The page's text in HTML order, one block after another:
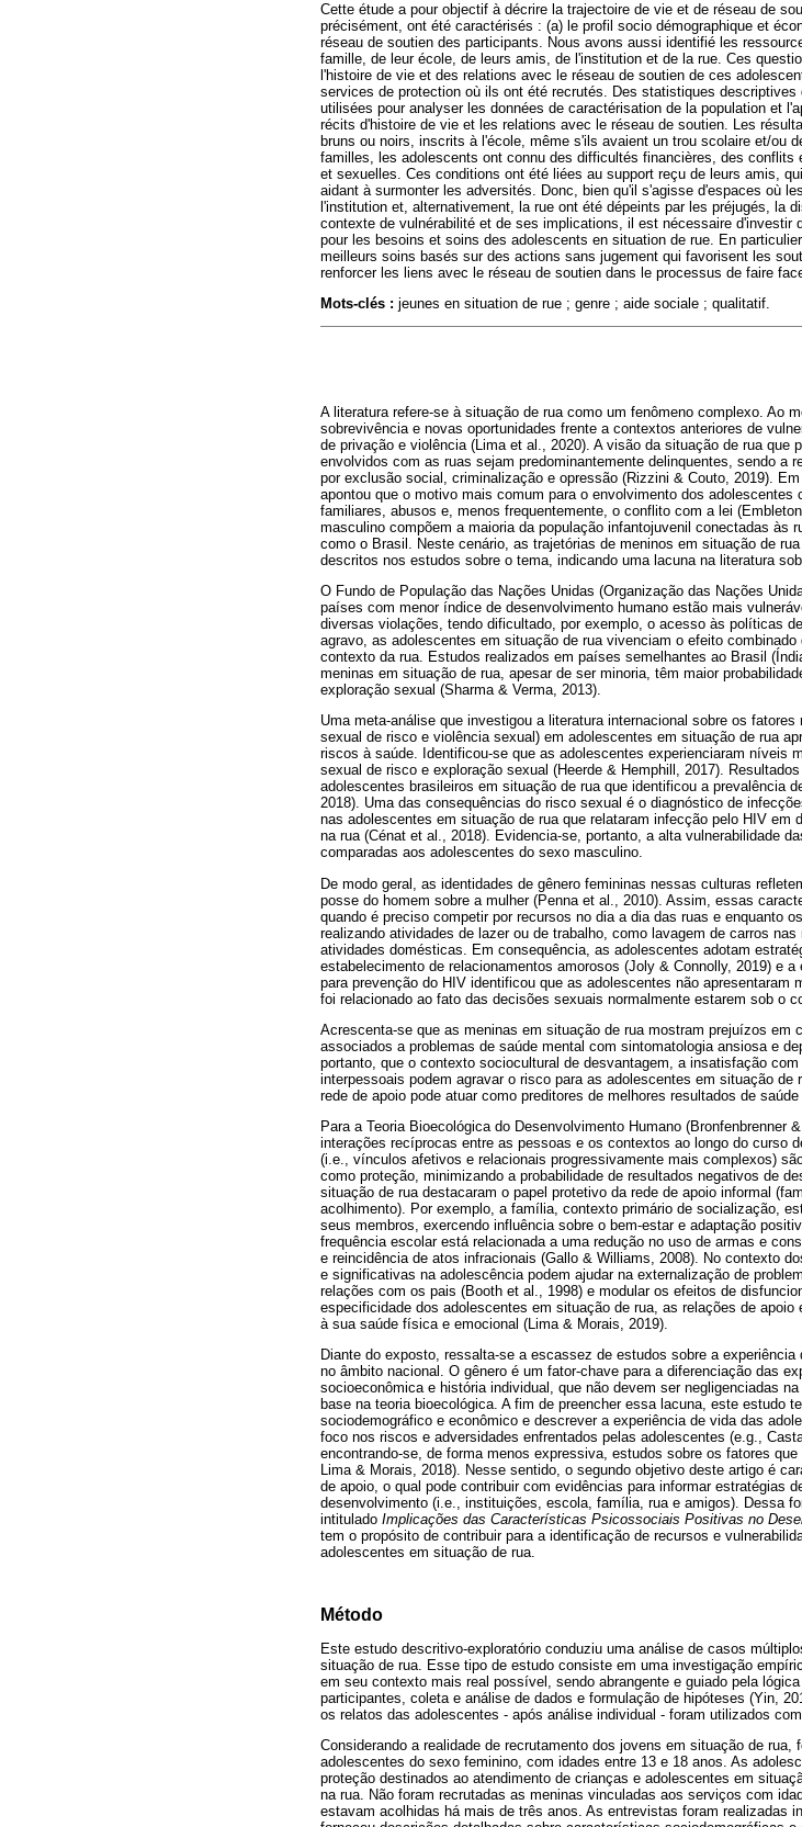
Cette étude a pour objectif à décrire la trajectoire de vie et de réseau de
précisément, ont été caractérisés : (a) le profil socio démographique et
réseau de soutien des participants. Nous avons aussi identifié les
famille, de leur école, de leurs amis, de l'institution et de la rue. Ces
l'histoire de vie et des relations avec le réseau de soutien de ces
services de protection où ils ont été recrutés. Des statistiques
utilisées pour analyser les données de caractérisation de la population et
récits d'histoire de vie et les relations avec le réseau de soutien. Les
bruns ou noirs, inscrits à l'école, même s'ils avaient un trou scolaire et/ou
familles, les adolescents ont connu des difficultés financières, des
et sexuelles. Ces conditions ont été liées au support reçu de leurs amis,
aidant à surmonter les adversités. Donc, bien qu'il s'agisse d'espaces où
l'institution et, alternativement, la rue ont été dépeints par les préjugés, la
contexte de vulnérabilité et de ses implications, il est nécessaire d'investir
pour les besoins et soins des adolescents en situation de rue. En
meilleurs soins basés sur des actions sans jugement qui favorisent les
renforcer les liens avec le réseau de soutien dans le processus de faire
Mots-clés : jeunes en situation de rue ; genre ; aide sociale ; qualitatif.
A literatura refere-se à situação de rua como um fenômeno complexo. Ao
sobrevivência e novas oportunidades frente a contextos anteriores de
de privação e violência (Lima et al., 2020). A visão da situação de rua que
envolvidos com as ruas sejam predominantemente delinquentes, sendo a
por exclusão social, criminalização e opressão (Rizzini & Couto, 2019).
apontou que o motivo mais comum para o envolvimento dos
familiares, abusos e, menos frequentemente, o conflito com a lei
masculino compõem a maioria da população infantojuvenil conectadas às
como o Brasil. Neste cenário, as trajetórias de meninos em situação de
descritos nos estudos sobre o tema, indicando uma lacuna na literatura
O Fundo de População das Nações Unidas (Organização das Nações
países com menor índice de desenvolvimento humano estão mais
diversas violações, tendo dificultado, por exemplo, o acesso às políticas
agravo, as adolescentes em situação de rua vivenciam o efeito
contexto da rua. Estudos realizados em países semelhantes ao Brasil
meninas em situação de rua, apesar de ser minoria, têm maior
exploração sexual (Sharma & Verma, 2013).
Uma meta-análise que investigou a literatura internacional sobre os
sexual de risco e violência sexual) em adolescentes em situação de rua
riscos à saúde. Identificou-se que as adolescentes experienciaram níveis
sexual de risco e exploração sexual (Heerde & Hemphill, 2017).
adolescentes brasileiros em situação de rua que identificou a prevalência
2018). Uma das consequências do risco sexual é o diagnóstico de
nas adolescentes em situação de rua que relataram infecção pelo HIV em
na rua (Cénat et al., 2018). Evidencia-se, portanto, a alta vulnerabilidade
comparadas aos adolescentes do sexo masculino.
De modo geral, as identidades de gênero femininas nessas culturas
posse do homem sobre a mulher (Penna et al., 2010). Assim, essas
quando é preciso competir por recursos no dia a dia das ruas e enquanto
realizando atividades de lazer ou de trabalho, como lavagem de carros
atividades domésticas. Em consequência, as adolescentes adotam
estabelecimento de relacionamentos amorosos (Joly & Connolly, 2019) e
para prevenção do HIV identificou que as adolescentes não apresentaram
foi relacionado ao fato das decisões sexuais normalmente estarem sob o
Acrescenta-se que as meninas em situação de rua mostram prejuízos em
associados a problemas de saúde mental com sintomatologia ansiosa e
portanto, que o contexto sociocultural de desvantagem, a insatisfação
interpessoais podem agravar o risco para as adolescentes em situação
rede de apoio pode atuar como preditores de melhores resultados de
Para a Teoria Bioecológica do Desenvolvimento Humano (Bronfenbrenner
interações recíprocas entre as pessoas e os contextos ao longo do curso
(i.e., vínculos afetivos e relacionais progressivamente mais complexos)
como proteção, minimizando a probabilidade de resultados negativos de
situação de rua destacaram o papel protetivo da rede de apoio informal
acolhimento). Por exemplo, a família, contexto primário de socialização,
seus membros, exercendo influência sobre o bem-estar e adaptação
frequência escolar está relacionada a uma redução no uso de armas e
e reincidência de atos infracionais (Gallo & Williams, 2008). No contexto
e significativas na adolescência podem ajudar na externalização de
relações com os pais (Booth et al., 1998) e modular os efeitos de
especificidade dos adolescentes em situação de rua, as relações de
à sua saúde física e emocional (Lima & Morais, 2019).
Diante do exposto, ressalta-se a escassez de estudos sobre a
no âmbito nacional. O gênero é um fator-chave para a diferenciação das
socioeconômica e história individual, que não devem ser negligenciadas
base na teoria bioecológica. A fim de preencher essa lacuna, este estudo
sociodemográfico e econômico e descrever a experiência de vida das
foco nos riscos e adversidades enfrentados pelas adolescentes (e.g.,
encontrando-se, de forma menos expressiva, estudos sobre os fatores
Lima & Morais, 2018). Nesse sentido, o segundo objetivo deste artigo é
de apoio, o qual pode contribuir com evidências para informar estratégias
desenvolvimento (i.e., instituições, escola, família, rua e amigos). Dessa
intitulado Implicações das Características Psicossociais Positivas no
tem o propósito de contribuir para a identificação de recursos e
adolescentes em situação de rua.
Método
Este estudo descritivo-exploratório conduziu uma análise de casos
situação de rua. Esse tipo de estudo consiste em uma investigação
em seu contexto mais real possível, sendo abrangente e guiado pela
participantes, coleta e análise de dados e formulação de hipóteses (Yin,
os relatos das adolescentes - após análise individual - foram utilizados
Considerando a realidade de recrutamento dos jovens em situação de
adolescentes do sexo feminino, com idades entre 13 e 18 anos. As
proteção destinados ao atendimento de crianças e adolescentes em
na rua. Não foram recrutadas as meninas vinculadas aos serviços com
estavam acolhidas há mais de três anos. As entrevistas foram realizadas